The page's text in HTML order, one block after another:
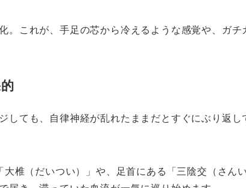
これが、手足の芯から冷えるような感覚や、ガ
ても、自律神経が乱れたままだとすぐにぶり返
大椎（だいつい）」や、足首にある「三陰交（さん